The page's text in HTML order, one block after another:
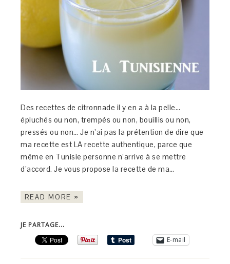
Des recettes de citronnade il y en a à la pelle…
épluchés ou non, trempés ou non, bouillis ou non,
pressés ou non… Je n’ai pas la prétention de dire que
ma recette est LA recette authentique, parce que
même en Tunisie personne n’arrive à se mettre
d’accord. Je vous propose la recette de ma…
READ MORE »
JE PARTAGE...
E-mail